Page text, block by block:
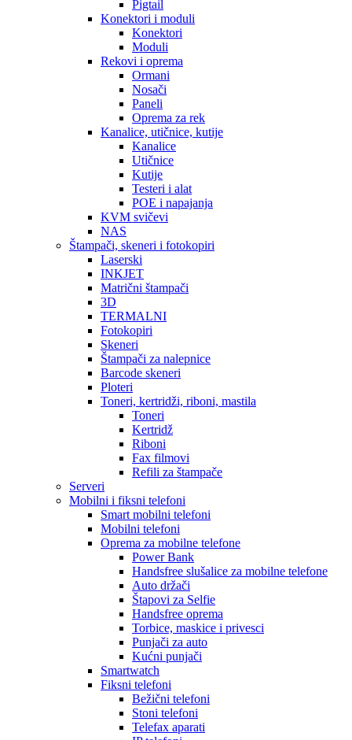
Pigtail
Konektori i moduli
Konektori
Moduli
Rekovi i oprema
Ormani
Nosači
Paneli
Oprema za rek
Kanalice, utičnice, kutije
Kanalice
Utičnice
Kutije
Testeri i alat
POE i napajanja
KVM svičevi
NAS
Štampači, skeneri i fotokopiri
Laserski
INKJET
Matrični štampači
3D
TERMALNI
Fotokopiri
Skeneri
Štampači za nalepnice
Barcode skeneri
Ploteri
Toneri, kertridži, riboni, mastila
Toneri
Kertridž
Riboni
Fax filmovi
Refili za štampače
Serveri
Mobilni i fiksni telefoni
Smart mobilni telefoni
Mobilni telefoni
Oprema za mobilne telefone
Power Bank
Handsfree slušalice za mobilne telefone
Auto držači
Štapovi za Selfie
Handsfree oprema
Torbice, maskice i privesci
Punjači za auto
Kućni punjači
Smartwatch
Fiksni telefoni
Bežični telefoni
Stoni telefoni
Telefax aparati